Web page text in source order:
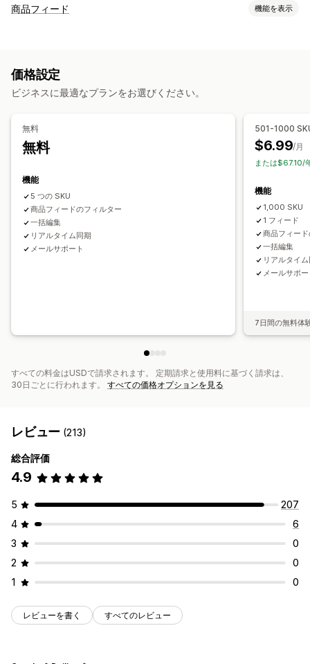
リスティング管理
注文管理
在庫の同期
カスタムルール
商品フィード 機能を表示
カスタムラベル
ローカライズされたフィード 複数通貨 複数言語
フィード管理
商品の同期
スケジュールによる同期
ターゲット固有のフィード
ヘッドレス
フィードの最適化
価格設定
ビジネスに最適なプランをお選びください。
無料
無料
機能
5 つの SKU
商品フィードのフィルター
一括編集
リアルタイム同期
メールサポート
501-1000
$6.99/月
または$67.10/
機能
1,000 SKU
1 フィード
商品フィー
一括編集
リアルタイ
メールサポ
7日間の無料体
すべての料金はUSDで請求されます。 定期請求と使用料に基づく請求は、
30日ごとに行われます。 すべての価格オプションを見る
レビュー (213)
総合評価
4.9
5
207
4
6
3
0
2
0
1
0
レビューを書く すべてのレビュー